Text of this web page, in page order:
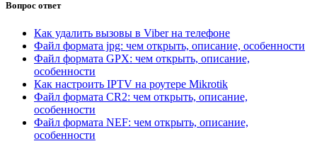
Вопрос ответ
Как удалить вызовы в Viber на телефоне
Файл формата jpg: чем открыть, описание, особенности
Файл формата GPX: чем открыть, описание,
особенности
Как настроить IPTV на роутере Mikrotik
Файл формата CR2: чем открыть, описание,
особенности
Файл формата NEF: чем открыть, описание,
особенности